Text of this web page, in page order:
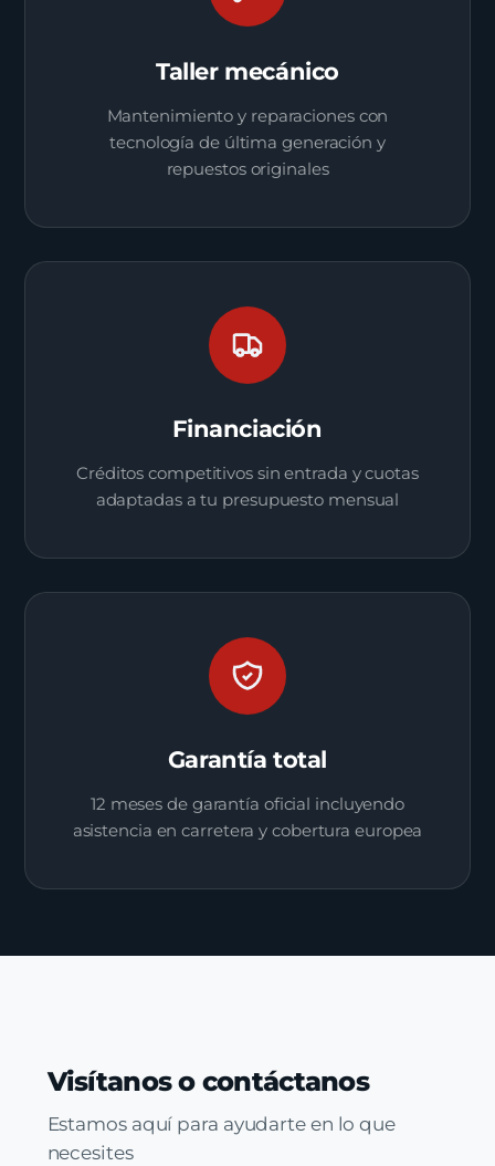
Taller mecánico
Mantenimiento y reparaciones con
tecnología de última generación y
repuestos originales
Financiación
Créditos competitivos sin entrada y cuotas
adaptadas a tu presupuesto mensual
Garantía total
12 meses de garantía oficial incluyendo
asistencia en carretera y cobertura europea
Visítanos o contáctanos
Estamos aquí para ayudarte en lo que
necesites